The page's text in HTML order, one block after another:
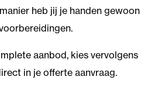
heb jij je handen gewoon
aanbod, kies vervolgens
in je offerte aanvraag.